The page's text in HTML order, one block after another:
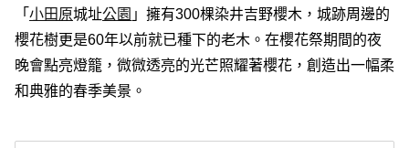
「 小田原城址公園 」擁有300棵染井吉野櫻木，城跡周邊的
櫻花樹更是60年以前就已種下的老木。在櫻花祭期間的夜
晚會點亮燈籠，微微透亮的光芒照耀著櫻花，創造出一幅柔
和典雅的春季美景。